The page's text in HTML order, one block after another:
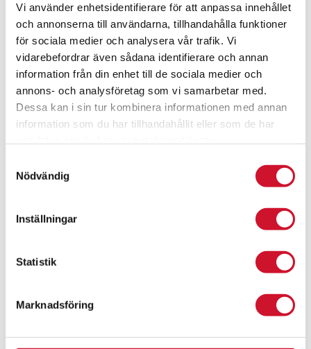
Vi använder enhetsidentifierare för att anpassa innehållet
och annonserna till användarna, tillhandahålla funktioner
för sociala medier och analysera vår trafik. Vi
vidarebefordrar även sådana identifierare och annan
information från din enhet till de sociala medier och
annons- och analysföretag som vi samarbetar med.
Dessa kan i sin tur kombinera informationen med annan
information som du har tillhandahållit eller som de har
Nödvändig
Inställningar
Statistik
Marknadsföring